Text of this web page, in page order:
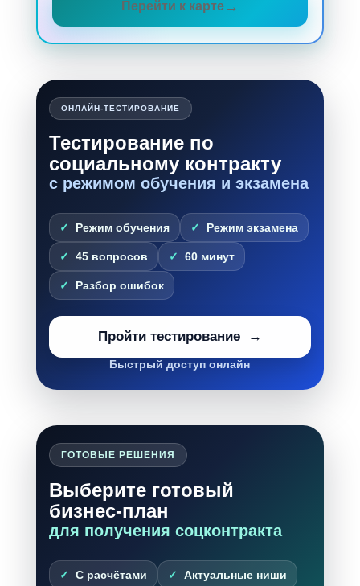
Перейти к карте
ОНЛАЙН-ТЕСТИРОВАНИЕ
Тестирование по
социальному контракту
с режимом обучения и экзамена
Режим обучения Режим экзамена
45 вопросов 60 минут
Разбор ошибок
Пройти тестирование
Быстрый доступ онлайн
ГОТОВЫЕ РЕШЕНИЯ
Выберите готовый
бизнес-план
для получения соцконтракта
С расчётами Актуальные ниши